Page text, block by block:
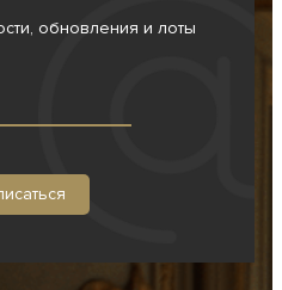
обновления и лоты